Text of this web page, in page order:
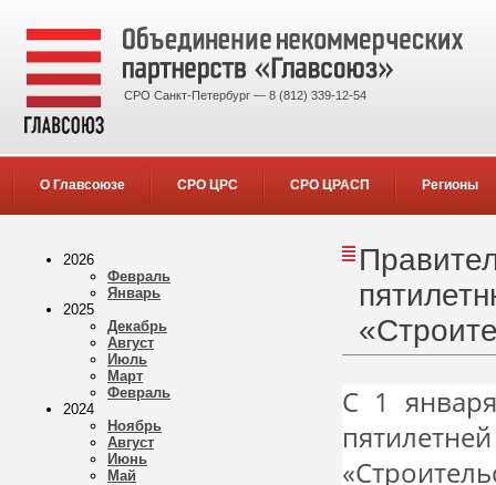
СРО Санкт-Петербург — 8 (812) 339-12-54
О Главсоюзе СРО ЦРС СРО ЦРАСП Регионы
2026
Февраль
Январь
2025
Декабрь
Август
Июль
Март
Февраль
2024
Ноябрь
Август
Июнь
Май
С 1